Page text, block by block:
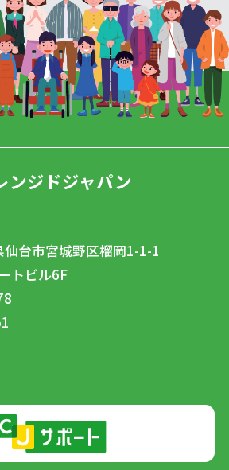
ンジドジャパン
仙台市宮城野区榴岡1-1-1
トビル6F